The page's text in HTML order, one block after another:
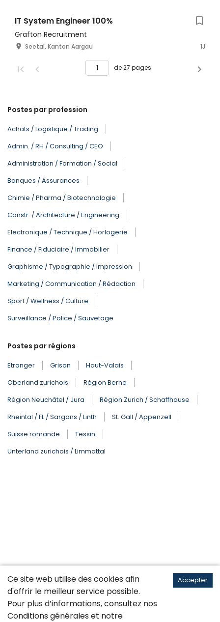
IT System Engineer 100%
Grafton Recruitment
Seetal, Kanton Aargau 1J
de 27 pages
Postes par profession
Achats / Logistique / Trading
Admin. / RH / Consulting / CEO
Administration / Formation / Social
Banques / Assurances
Chimie / Pharma / Biotechnologie
Constr. / Architecture / Engineering
Electronique / Technique / Horlogerie
Finance / Fiduciaire / Immobilier
Graphisme / Typographie / Impression
Marketing / Communication / Rédaction
Sport / Wellness / Culture
Surveillance / Police / Sauvetage
Postes par régions
Etranger Grison
Haut-Valais
Oberland zurichois
Région Berne
Région Neuchâtel / Jura
Région Zurich / Schaffhouse
Rheintal / FL / Sargans / Linth
St. Gall / Appenzell
Suisse romande
Tessin
Unterland zurichois / Limmattal
Ce site web utilise des cookies afin
d'offrir le meilleur service possible.
Pour plus d’informations, consultez nos
Conditions générales et notre
Accepter